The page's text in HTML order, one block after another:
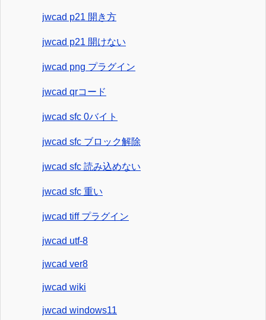
jwcad p21 開き方
jwcad p21 開けない
jwcad png プラグイン
jwcad qrコード
jwcad sfc 0バイト
jwcad sfc ブロック解除
jwcad sfc 読み込めない
jwcad sfc 重い
jwcad tiff プラグイン
jwcad utf-8
jwcad ver8
jwcad wiki
jwcad windows11